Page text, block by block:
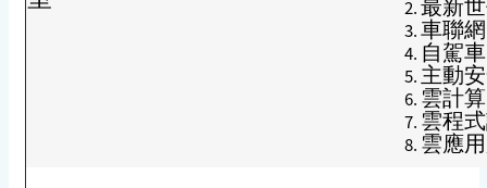
最新
車聯
自駕
主動
雲計
雲程
雲應